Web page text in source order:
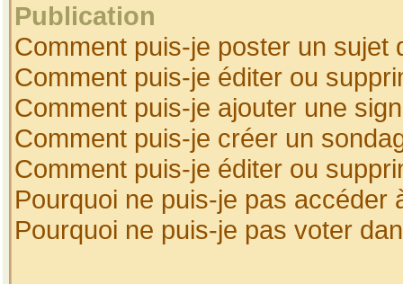
Publication
Comment puis-je poster un sujet
Comment puis-je éditer ou
Comment puis-je ajouter une
Comment puis-je créer un
Comment puis-je éditer ou
Pourquoi ne puis-je pas accéder
Pourquoi ne puis-je pas voter